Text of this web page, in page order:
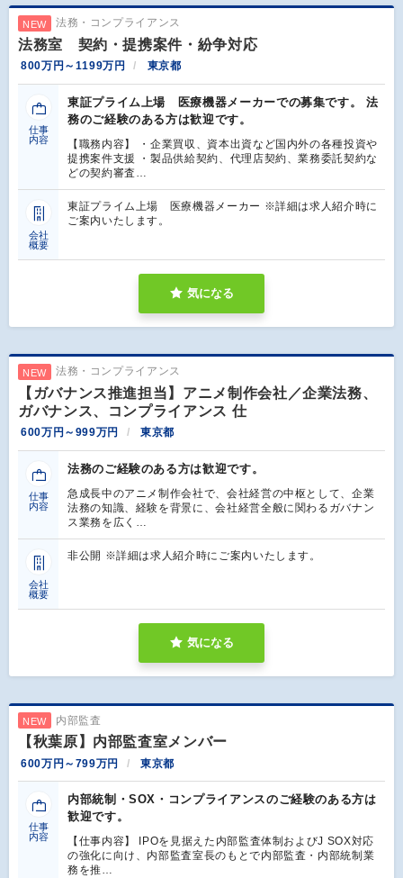
NEW 法務・コンプライアンス
法務室 契約・提携案件・紛争対応
800万円～1199万円 東京都
仕事
内容
東証プライム上場 医療機器メーカーでの募集です。 法
務のご経験のある方は歓迎です。
【職務内容】 ・企業買収、資本出資など国内外の各種投資や
提携案件支援 ・製品供給契約、代理店契約、業務委託契約な
どの契約審査…
会社
概要
東証プライム上場 医療機器メーカー ※詳細は求人紹介時に
ご案内いたします。
気になる
NEW 法務・コンプライアンス
【ガバナンス推進担当】アニメ制作会社／企業法務、
ガバナンス、コンプライアンス 仕
600万円～999万円 東京都
仕事
内容
法務のご経験のある方は歓迎です。
急成長中のアニメ制作会社で、会社経営の中枢として、企業
法務の知識、経験を背景に、会社経営全般に関わるガバナン
ス業務を広く…
会社
概要
非公開 ※詳細は求人紹介時にご案内いたします。
気になる
NEW 内部監査
【秋葉原】内部監査室メンバー
600万円～799万円 東京都
仕事
内容
内部統制・SOX・コンプライアンスのご経験のある方は
歓迎です。
【仕事内容】 IPOを見据えた内部監査体制およびJ SOX対応
の強化に向け、内部監査室長のもとで内部監査・内部統制業
務を推…